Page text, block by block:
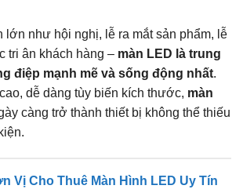
lớn như hội nghị, lễ ra mắt sản phẩm, lễ
tri ân khách hàng – màn LED là trung
điệp mạnh mẽ và sống động nhất.
dễ dàng tùy biến kích thước, màn
càng trở thành thiết bị không thể thiếu
Vị Cho Thuê Màn Hình LED Uy Tín